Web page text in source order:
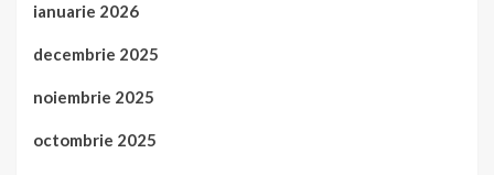
ianuarie 2026
decembrie 2025
noiembrie 2025
octombrie 2025